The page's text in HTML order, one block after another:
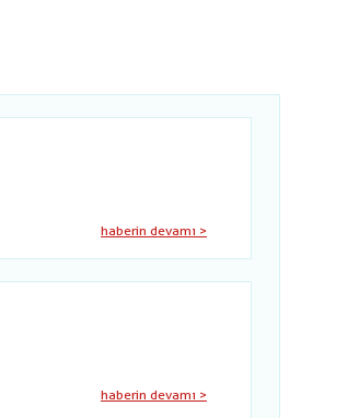
haberin devamı >
haberin devamı >